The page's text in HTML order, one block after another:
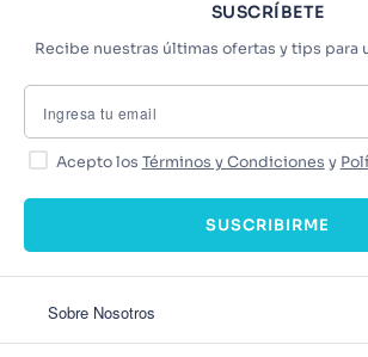
SUSCRÍBETE
Recibe nuestras últimas ofertas y tips para
Acepto los Términos y Condiciones y
SUSCRIBIRME
Sobre Nosotros